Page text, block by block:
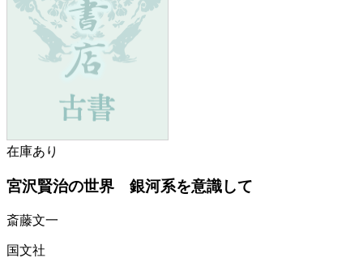
在庫あり
宮沢賢治の世界 銀河系を意識して
斎藤文一
国文社